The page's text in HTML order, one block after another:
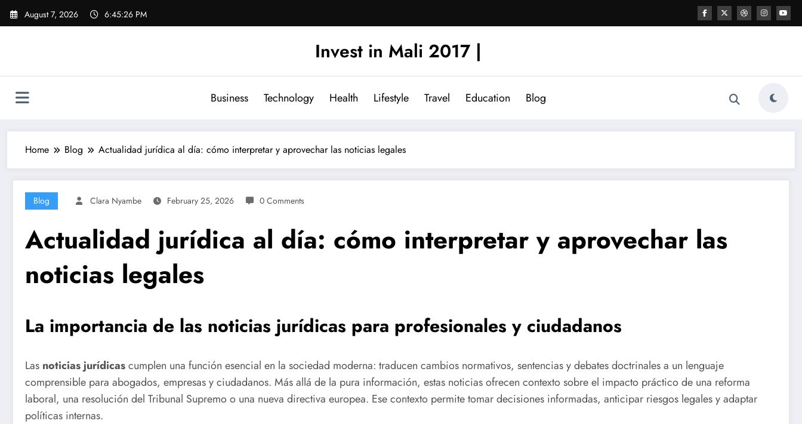
Skip
August 7, 2026 6:45:27 PM
Invest in Mali 2017 |
Business Technology Health Lifestyle Travel Education Blog
Home Blog Actualidad jurídica al día: cómo interpretar y aprovechar las noticias legales
Blog Clara Nyambe February 25, 2026 0 Comments
Actualidad jurídica al día: cómo interpretar y aprovechar las
noticias legales
La importancia de las noticias jurídicas para profesionales y ciudadanos
Las noticias jurídicascumplen una función esencial en la sociedad moderna: traducen cambios normativos, sentencias y debates doctrinales a un lenguaje
comprensible para abogados, empresas y ciudadanos. Más allá de la pura información, estas noticias ofrecen contexto sobre el impacto práctico de una reforma
laboral, una resolución del Tribunal Supremo o una nueva directiva europea. Ese contexto permite tomar decisiones informadas, anticipar riesgos legales y adaptar
políticas internas.